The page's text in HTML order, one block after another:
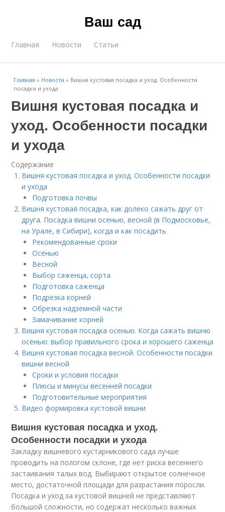
Ваш сад
Главная Новости Статьи
Главная » Новости » Вишня кустовая посадка и уход. Особенности
посадки и ухода
Вишня кустовая посадка и
уход. Особенности посадки
и ухода
Содержание
Вишня кустовая посадка и уход. Особенности посадки
и ухода
Подготовка почвы
Вишня кустовая посадка, как долеко сажать друг от
друга. Посадка вишни осенью, весной (в Подмосковье,
на Урале, в Сибири), когда и как посадить
Рекомендованные сроки
Осенью
Весной
Выбор саженца, сорта
Подготовка саженца
Подрезка корней
Обрезка надземной части
Замачивание корней
Вишня кустовая посадка осенью. Когда сажать вишню
осенью: выбор правильного срока и хорошего саженца
Вишня кустовая посадка весной. Особенности посадки
вишни весной
Сроки и условия посадки
Плюсы и минусы весенней посадки
Подготовительные мероприятия
Видео формировка кустовой вишни
Вишня кустовая посадка и уход.
Особенности посадки и ухода
Закладку вишневого кустарникового сада лучше
проводить на пологом склоне, где нет риска весеннего
застаивания талых вод. Выбирают открытое солнечное
место, достаточной площади для разрастания поросли.
Посадка и уход за кустовой вишней не представляют
большой сложности, но содержат несколько важных